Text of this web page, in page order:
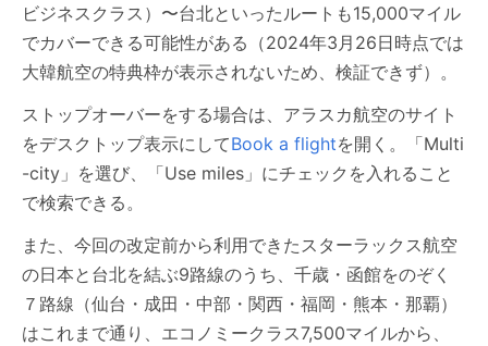
ビジネスクラス）〜台北といったルートも15,000マイル
でカバーできる可能性がある（2024年3月26日時点では
大韓航空の特典枠が表示されないため、検証できず）。
ストップオーバーをする場合は、アラスカ航空のサイト
をデスクトップ表示にしてBook a flightを開く。「Multi
-city」を選び、「Use miles」にチェックを入れること
で検索できる。
また、今回の改定前から利用できたスターラックス航空
の日本と台北を結ぶ9路線のうち、千歳・函館をのぞく
７路線（仙台・成田・中部・関西・福岡・熊本・那覇）
はこれまで通り、エコノミークラス7,500マイルから、